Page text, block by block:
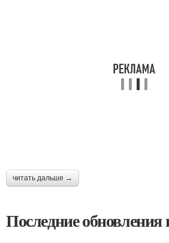
читать дальше →
Последние обновления